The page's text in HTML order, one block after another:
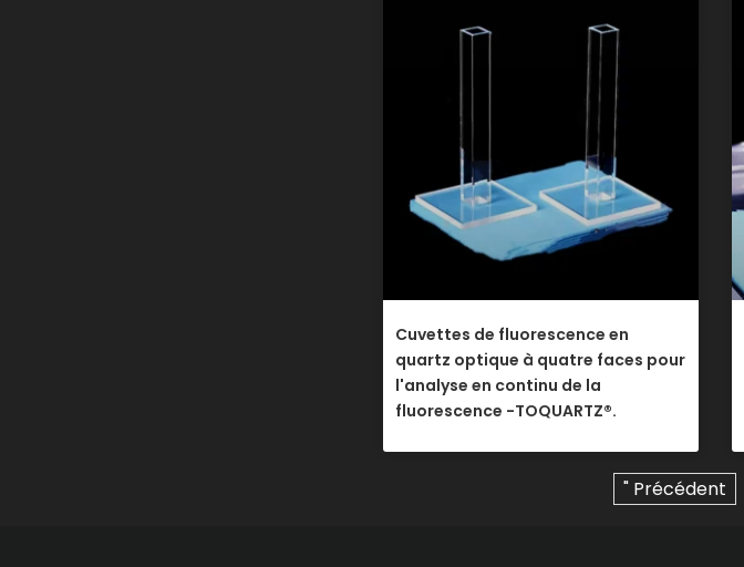
Cuvettes de fluorescence en
quartz optique à quatre faces pour
l'analyse en continu de la
fluorescence -TOQUARTZ®.
" Précédent